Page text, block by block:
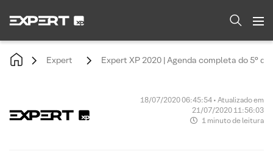
Expert Expert XP 2020 | Agenda completa do 5° dia
18/07/2020 06:45:54 • Atualizado em
21/07/2020 11:56:03
1 minuto de leitura